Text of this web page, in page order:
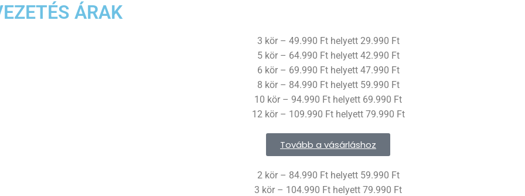
ÁRAK
3 kör – 49.990 Ft helyett 29.990 Ft
5 kör – 64.990 Ft helyett 42.990 Ft
6 kör – 69.990 Ft helyett 47.990 Ft
8 kör – 84.990 Ft helyett 59.990 Ft
10 kör – 94.990 Ft helyett 69.990 Ft
12 kör – 109.990 Ft helyett 79.990 Ft
Tovább a vásárláshoz
2 kör – 84.990 Ft helyett 59.990 Ft
3 kör – 104.990 Ft helyett 79.990 Ft